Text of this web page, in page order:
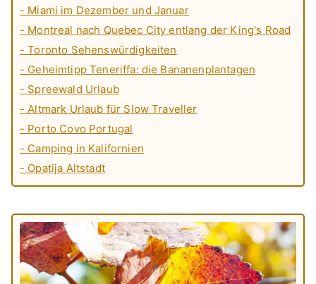
- Miami im Dezember und Januar
- Montreal nach Quebec City entlang der King's Road
- Toronto Sehenswürdigkeiten
- Geheimtipp Teneriffa: die Bananenplantagen
- Spreewald Urlaub
- Altmark Urlaub für Slow Traveller
- Porto Covo Portugal
- Camping in Kalifornien
- Opatija Altstadt